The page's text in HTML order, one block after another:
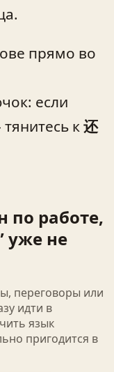
прямо во
если
к还
по работе,
уже не
переговоры или
идти в
язык
пригодится в